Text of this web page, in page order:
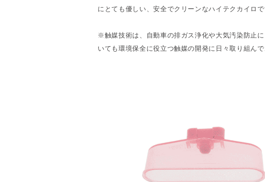
にとても優しい、安全でクリーンなハイテクカイロで
※触媒技術は、自動車の排ガス浄化や大気汚染防止
いても環境保全に役立つ触媒の開発に日々取り組ん